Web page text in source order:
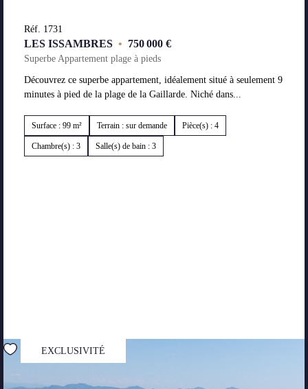
Réf. 1731
LES ISSAMBRES • 750 000 €
Superbe Appartement plage à pieds
Découvrez ce superbe appartement, idéalement situé à seulement 9
minutes à pied de la plage de la Gaillarde. Niché dans...
Surface : 99 m² Terrain : sur demande Pièce(s) : 4
Chambre(s) : 3 Salle(s) de bain : 3
EXCLUSIVITÉ